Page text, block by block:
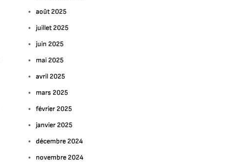
août 2025
juillet 2025
juin 2025
mai 2025
avril 2025
mars 2025
février 2025
janvier 2025
décembre 2024
novembre 2024